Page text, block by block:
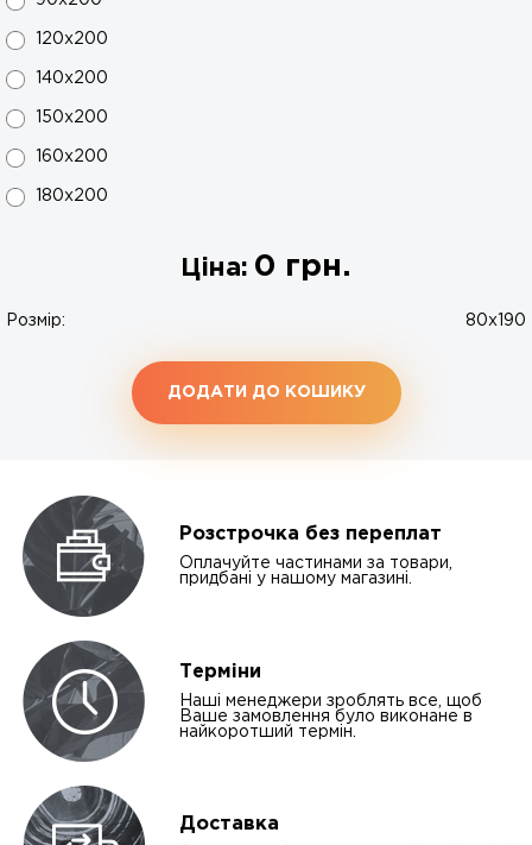
120x200
140x200
150x200
160x200
180x200
Ціна: 0 грн.
Розмір: 80x190
ДОДАТИ ДО КОШИКУ
Розстрочка без переплат
Оплачуйте частинами за товари,
придбані у нашому магазині.
Терміни
Наші менеджери зроблять все, щоб
Ваше замовлення було виконане в
найкоротший термін.
Доставка